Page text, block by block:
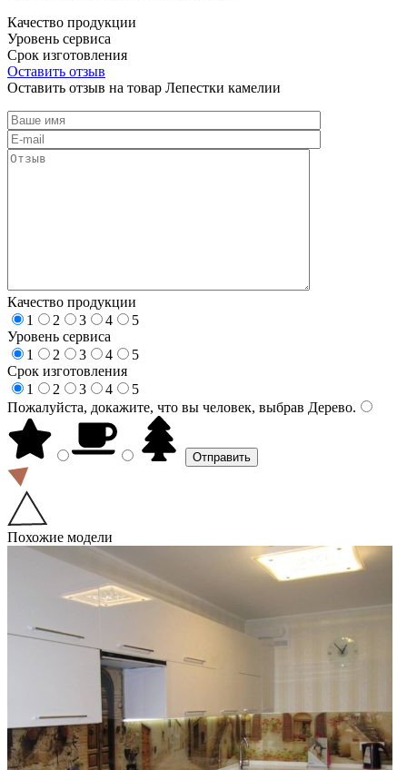
Качество продукции
Уровень сервиса
Срок изготовления
Оставить отзыв
Оставить отзыв на товар Лепестки камелии
Качество продукции
1
2 3 4
5
Уровень сервиса
1
2 3 4
5
Срок изготовления
1
2 3 4
5
Пожалуйста, докажите, что вы человек, выбрав Дерево.
Похожие модели